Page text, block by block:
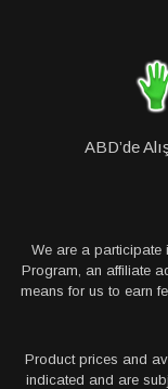
ABD’de
We are a participate
Program, an affiliate
means for us to earn
Product prices and
indicated and are